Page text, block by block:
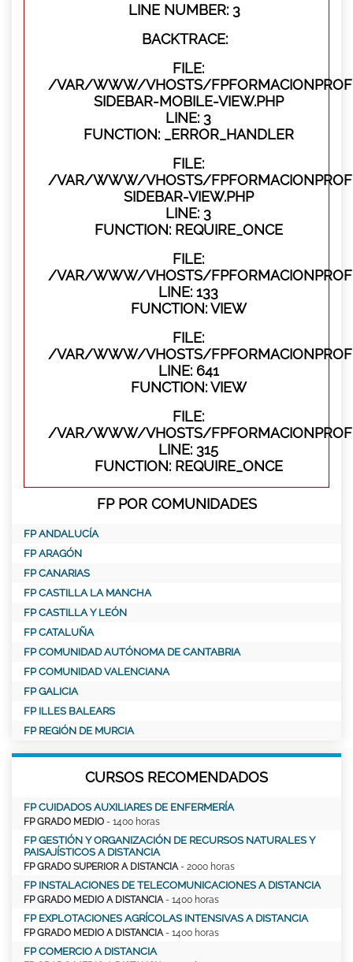
LINE NUMBER: 3
BACKTRACE:
FILE:
/VAR/WWW/VHOSTS/
SIDEBAR-MOBILE-VIEW.PHP
LINE: 3
FUNCTION: _ERROR_HANDLER
FILE:
/VAR/WWW/VHOSTS/
SIDEBAR-VIEW.PHP
LINE: 3
FUNCTION: REQUIRE_ONCE
FILE:
/VAR/WWW/VHOSTS/
LINE: 133
FUNCTION: VIEW
FILE:
/VAR/WWW/VHOSTS/
LINE: 641
FUNCTION: VIEW
FILE:
/VAR/WWW/VHOSTS/
LINE: 315
FUNCTION: REQUIRE_ONCE
FP POR COMUNIDADES
FP ANDALUCÍA
FP ARAGÓN
FP CANARIAS
FP CASTILLA LA MANCHA
FP CASTILLA Y LEÓN
FP CATALUÑA
FP COMUNIDAD AUTÓNOMA DE CANTABRIA
FP COMUNIDAD VALENCIANA
FP GALICIA
FP ILLES BALEARS
FP REGIÓN DE MURCIA
CURSOS RECOMENDADOS
FP CUIDADOS AUXILIARES DE ENFERMERÍA
FP GRADO MEDIO - 1400 horas
FP GESTIÓN Y ORGANIZACIÓN DE RECURSOS NATURALES Y
PAISAJÍSTICOS A DISTANCIA
FP GRADO SUPERIOR A DISTANCIA - 2000 horas
FP INSTALACIONES DE TELECOMUNICACIONES A DISTANCIA
FP GRADO MEDIO A DISTANCIA - 1400 horas
FP EXPLOTACIONES AGRÍCOLAS INTENSIVAS A DISTANCIA
FP GRADO MEDIO A DISTANCIA - 1400 horas
FP COMERCIO A DISTANCIA